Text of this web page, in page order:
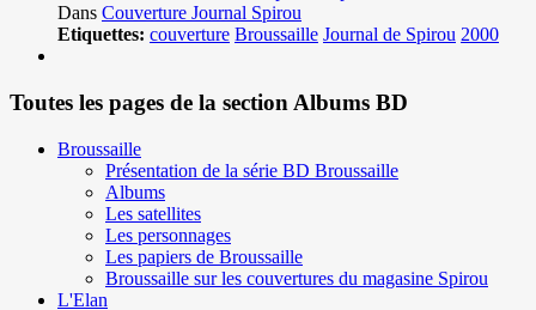
Dans Couverture Journal Spirou
Etiquettes: couverture Broussaille Journal de Spirou 2000
Toutes les pages de la section Albums BD
Broussaille
Présentation de la série BD Broussaille
Albums
Les satellites
Les personnages
Les papiers de Broussaille
Broussaille sur les couvertures du magasine Spirou
L'Elan